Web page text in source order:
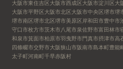
大阪市東住吉区大阪市西成区大阪市淀川区大
大阪市平野区大阪市北区大阪市中央区堺市堺
堺市南区堺市北区堺市美原区岸和田市豊中市
守口市枚方市茨木市八尾市泉佐野市富田林市
和泉市箕面市柏原市羽曳野市門真市摂津市高
四條畷市交野市大阪狭山市阪南市島本町豊能
太子町河南町千早赤阪村